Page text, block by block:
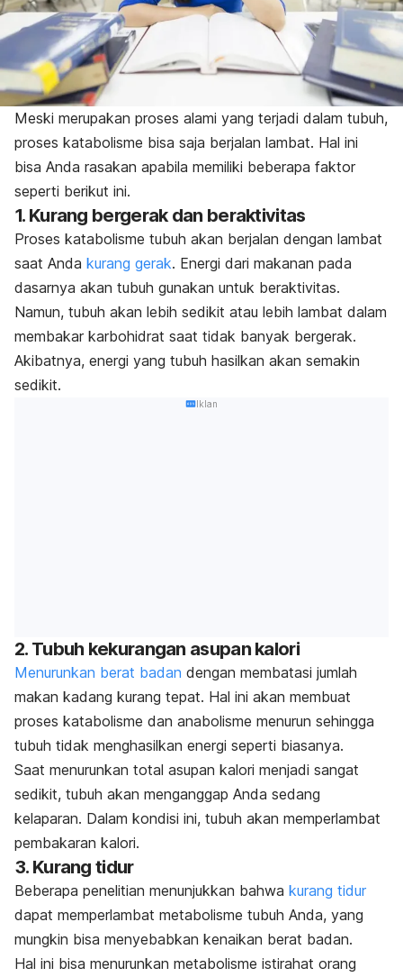
Meski merupakan proses alami yang terjadi dalam tubuh,
proses katabolisme bisa saja berjalan lambat. Hal ini
bisa Anda rasakan apabila memiliki beberapa faktor
seperti berikut ini.
1. Kurang bergerak dan beraktivitas
Proses katabolisme tubuh akan berjalan dengan lambat
saat Anda kurang gerak. Energi dari makanan pada
dasarnya akan tubuh gunakan untuk beraktivitas.
Namun, tubuh akan lebih sedikit atau lebih lambat dalam
membakar karbohidrat saat tidak banyak bergerak.
Akibatnya, energi yang tubuh hasilkan akan semakin
sedikit.
Iklan
2. Tubuh kekurangan asupan kalori
Menurunkan berat badan dengan membatasi jumlah
makan kadang kurang tepat. Hal ini akan membuat
proses katabolisme dan anabolisme menurun sehingga
tubuh tidak menghasilkan energi seperti biasanya.
Saat menurunkan total asupan kalori menjadi sangat
sedikit, tubuh akan menganggap Anda sedang
kelaparan. Dalam kondisi ini, tubuh akan memperlambat
pembakaran kalori.
3. Kurang tidur
Beberapa penelitian menunjukkan bahwa kurang tidur
dapat memperlambat metabolisme tubuh Anda, yang
mungkin bisa menyebabkan kenaikan berat badan.
Hal ini bisa menurunkan metabolisme istirahat orang